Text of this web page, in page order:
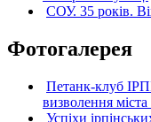
СОУ. 35 років.
Фотогалерея
Петанк-клуб
визволення
Успіхи